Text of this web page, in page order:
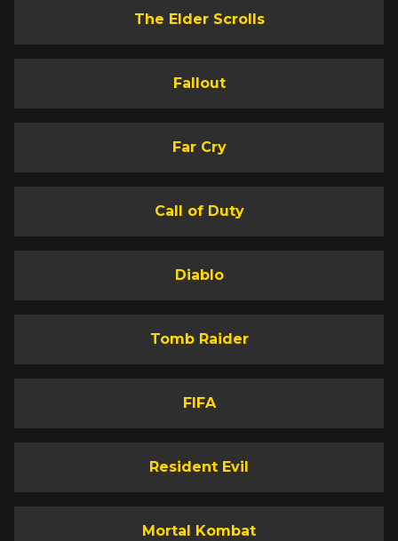
The Elder Scrolls
Fallout
Far Cry
Call of Duty
Diablo
Tomb Raider
FIFA
Resident Evil
Mortal Kombat